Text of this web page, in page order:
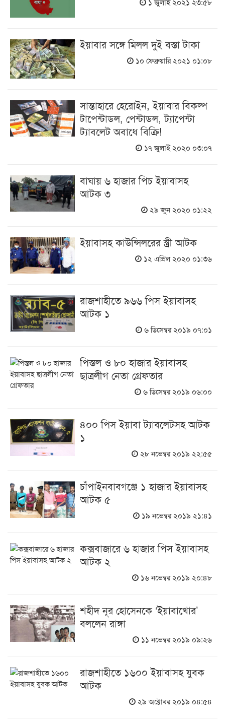
ইয়াবার সঙ্গে মিলল দুই বস্তা টাকা
১০ ফেব্রুয়ারি ২০২১ ০১:০৮
সান্তাহারে হেরোইন, ইয়াবার বিকল্প
টাপেন্টাডল, পেন্টাডল, ট্যাপেন্টা
ট্যাবলেট অবাধে বিক্রি!
১৭ জুলাই ২০২০ ০৩:০৭
বাঘায় ৬ হাজার পিচ ইয়াবাসহ
আটক ৩
২৯ জুন ২০২০ ০১:২২
ইয়াবাসহ কাউন্সিলরের স্ত্রী আটক
১২ এপ্রিল ২০২০ ০১:৩৬
রাজশাহীতে ৯৬৬ পিস ইয়াবাসহ
আটক ১
৬ ডিসেম্বর ২০১৯ ০৭:০১
পিস্তল ও ৮০ হাজার ইয়াবাসহ
ছাত্রলীগ নেতা গ্রেফতার
৬ ডিসেম্বর ২০১৯ ০৬:০০
৪০০ পিস ইয়াবা ট্যাবলেটসহ আটক
১
২৮ নভেম্বর ২০১৯ ২২:৫৫
চাঁপাইনবাবগঞ্জে ১ হাজার ইয়াবাসহ
আটক ৫
১৯ নভেম্বর ২০১৯ ২১:৪১
কক্সবাজারে ৬ হাজার পিস ইয়াবাসহ
আটক ২
১৬ নভেম্বর ২০১৯ ২০:৪৮
শহীদ নূর হোসেনকে ‘ইয়াবাখোর’
বললেন রাঙ্গা
১১ নভেম্বর ২০১৯ ০৯:২৬
রাজশাহীতে ১৬০০ ইয়াবাসহ যুবক
আটক
২৯ অক্টোবর ২০১৯ ০৪:৫৪